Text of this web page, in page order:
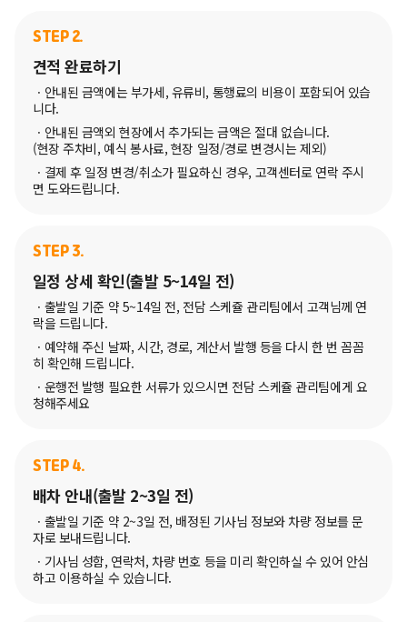
STEP 2.
견적 완료하기
ㆍ안내된 금액에는 부가세, 유류비, 통행료의 비용이 포함되어 있습
니다.
ㆍ안내된 금액외 현장에서 추가되는 금액은 절대 없습니다.
(현장 주차비, 예식 봉사료, 현장 일정/경로 변경시는 제외)
ㆍ결제 후 일정 변경/취소가 필요하신 경우, 고객센터로 연락 주시
면 도와드립니다.
STEP 3.
일정 상세 확인(출발 5~14일 전)
ㆍ출발일 기준 약 5~14일 전, 전담 스케쥴 관리팀에서 고객님께 연
락을 드립니다.
ㆍ예약해 주신 날짜, 시간, 경로, 계산서 발행 등을 다시 한 번 꼼꼼
히 확인해 드립니다.
ㆍ운행전 발행 필요한 서류가 있으시면 전담 스케쥴 관리팀에게 요
청해주세요
STEP 4.
배차 안내(출발 2~3일 전)
ㆍ출발일 기준 약 2~3일 전, 배정된 기사님 정보와 차량 정보를 문
자로 보내드립니다.
ㆍ기사님 성함, 연락처, 차량 번호 등을 미리 확인하실 수 있어 안심
하고 이용하실 수 있습니다.